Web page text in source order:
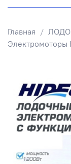
Главная
Электромоторы